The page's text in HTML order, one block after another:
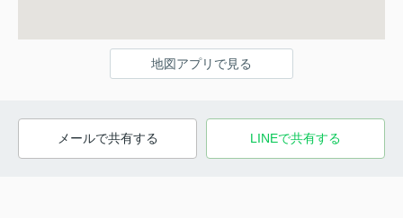
地図アプリで見る
メールで共有する LINEで共有する